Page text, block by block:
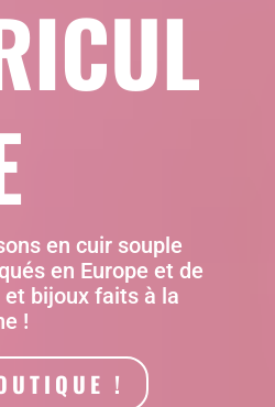
en cuir souple
en Europe et de
bijoux faits à la
!
!